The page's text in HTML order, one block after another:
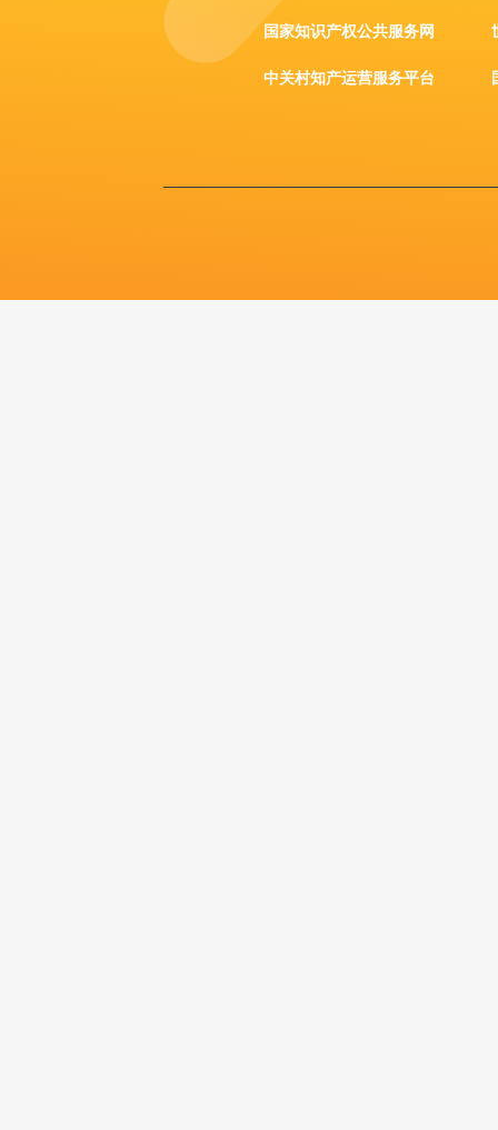
国家知识产权公共服务网
中关村知产运营服务平台